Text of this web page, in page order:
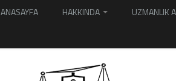
ANASAYFA HAKKINDA UZMANLIK